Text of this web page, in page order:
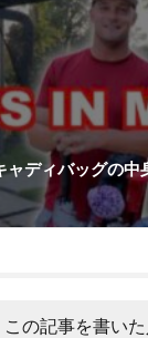
ャディバッグの中
この記事を書いた